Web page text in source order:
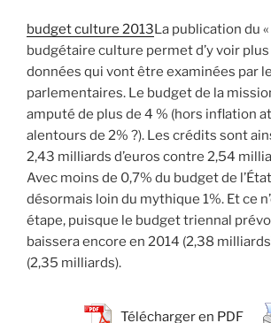
budget culture 2013La publication du «
budgétaire culture permet d’y voir
données qui vont être examinées par
parlementaires. Le budget de la
amputé de plus de 4 % (hors inflation
alentours de 2% ?). Les crédits sont
2,43 milliards d’euros contre 2,54
Avec moins de 0,7% du budget de
désormais loin du mythique 1%. Et ce
étape, puisque le budget triennal
baissera encore en 2014 (2,38
(2,35 milliards).
Télécharger en PDF